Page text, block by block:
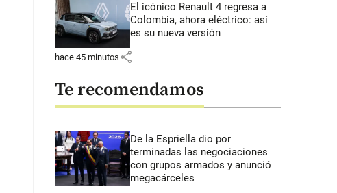
El icónico Renault 4 regresa a
Colombia, ahora eléctrico: así
es su nueva versión
hace 45 minutos share
Te recomendamos
De la Espriella dio por
terminadas las negociaciones
con grupos armados y anunció
megacárceles